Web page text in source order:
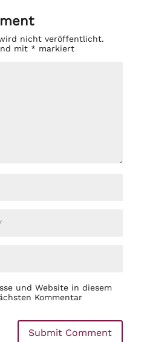
nicht veröffentlicht.
mit *markiert
und Website in diesem
Kommentar